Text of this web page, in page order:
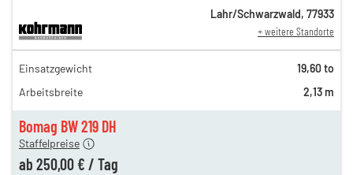
Bomag BW 219 DH
432,00 €
360,00 €
300,00 €
Staffelpreise
ab 250,00 € / Tag
12,00 €
Lahr/Schwarzwald, 77933
+ weitere Standorte
Einsatzgewicht
19,60 to
Arbeitsbreite
2,13 m